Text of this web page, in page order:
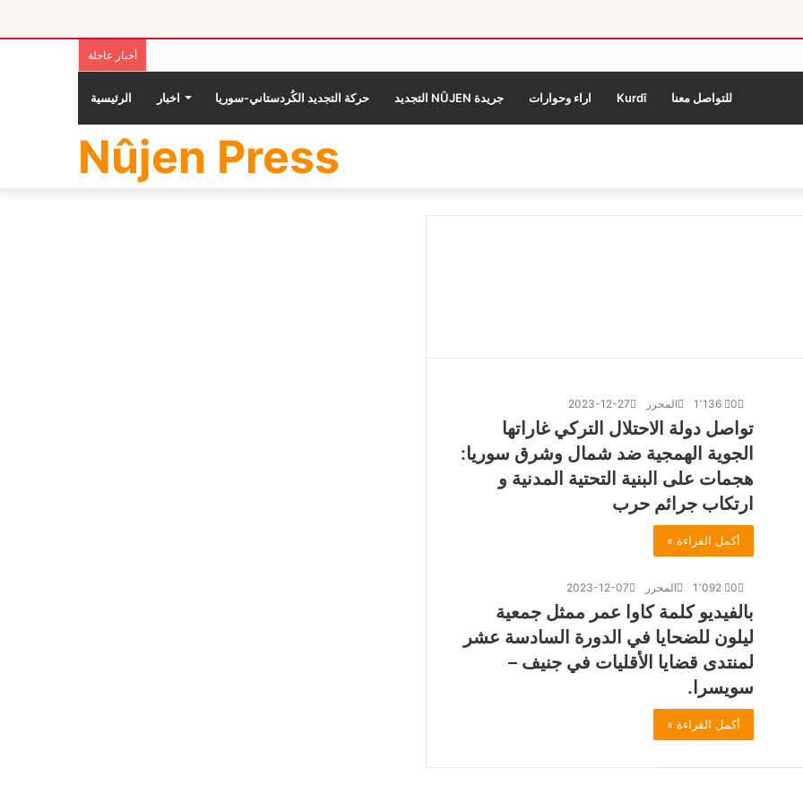
أخبار عاجلة
الرئيسية اخبار حركة التجديد الكُردستاني-سوريا جريدة NÛJEN التجديد اراء وحوارات Kurdî للتواصل معنا
Nûjen Press
المحرر 2023-12-27 0
تواصل دولة الاحتلال التركي غاراتها
الجوية الهمجية ضد شمال وشرق سوريا:
هجمات على البنية التحتية المدنية و
ارتكاب جرائم حرب
أكمل القراءة »
المحرر 2023-12-07 0
بالفيديو كلمة كاوا عمر ممثل جمعية
ليلون للضحايا في الدورة السادسة عشر
لمنتدى قضايا الأقليات في جنيف –
سويسرا.
أكمل القراءة »